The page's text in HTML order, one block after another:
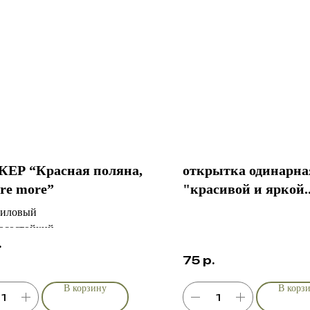
“Красная поляна,
more”
В корзину
открытка
"красивой и
75 р.
В